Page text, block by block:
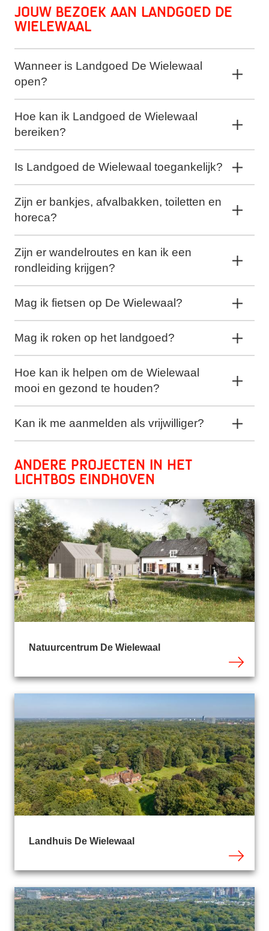
Jouw bezoek aan Landgoed de
Wielewaal
Wanneer is Landgoed De Wielewaal
open?
Hoe kan ik Landgoed de Wielewaal
bereiken?
Is Landgoed de Wielewaal toegankelijk?
Zijn er bankjes, afvalbakken, toiletten en
horeca?
Zijn er wandelroutes en kan ik een
rondleiding krijgen?
Mag ik fietsen op De Wielewaal?
Mag ik roken op het landgoed?
Hoe kan ik helpen om de Wielewaal
mooi en gezond te houden?
Kan ik me aanmelden als vrijwilliger?
Andere projecten in het
Lichtbos Eindhoven
Natuurcentrum De Wielewaal
Landhuis De Wielewaal